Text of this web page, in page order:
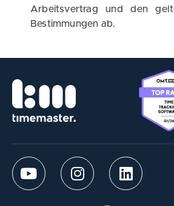
Arbeitsvertrag und den
Bestimmungen ab.